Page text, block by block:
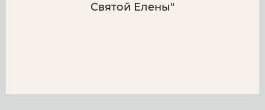
Святой Елены"